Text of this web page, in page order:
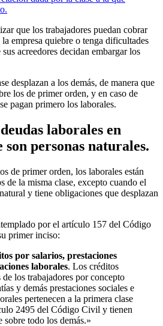
que los trabajadores puedan cobrar
la empresa quiebre o tenga dificultades
acreedores decidan embargar los
desplazan a los demás, de manera que
los de primer orden, y en caso de
pagan primero los laborales.
laborales en
son personas naturales.
de primer orden, los laborales están
de la misma clase, excepto cuando el
y tiene obligaciones que desplazan
por el artículo 157 del Código
primer inciso:
por salarios, prestaciones
laborales. Los créditos
los trabajadores por concepto
y demás prestaciones sociales e
pertenecen a la primera clase
2495 del Código Civil y tienen
todo los demás.»